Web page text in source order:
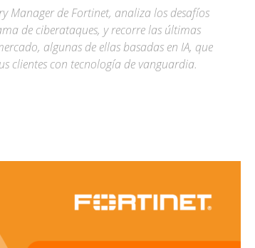
Manager de Fortinet, analiza los desafíos
de ciberataques, y recorre las últimas
algunas de ellas basadas en IA, que
clientes con tecnología de vanguardia.